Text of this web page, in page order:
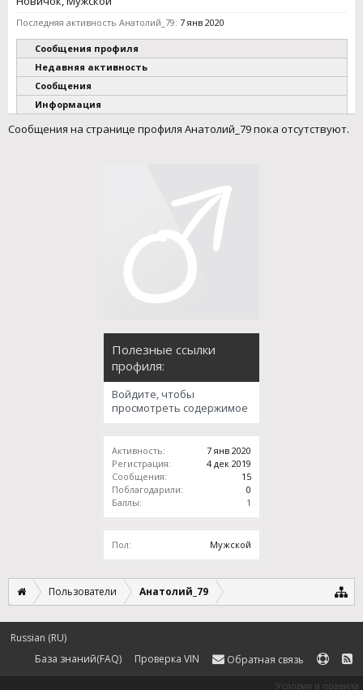
Полезные ссылки
профиля:
Войдите, чтобы
просмотреть содержимое
Активность:
7 янв 2020
Регистрация:
4 дек 2019
Сообщения:
15
Поблагодарили:
0
Баллы:
1
Пол: Мужской
Последняя активность Анатолий_79: 7 янв 2020
Сообщения профиля
Недавняя активность
Сообщения
Информация
Сообщения на странице профиля Анатолий_79 пока отсутствуют.
Пользователи Анатолий_79
Russian (RU)
База знаний(FAQ)
Проверка VIN Обратная связь
Условия и правила